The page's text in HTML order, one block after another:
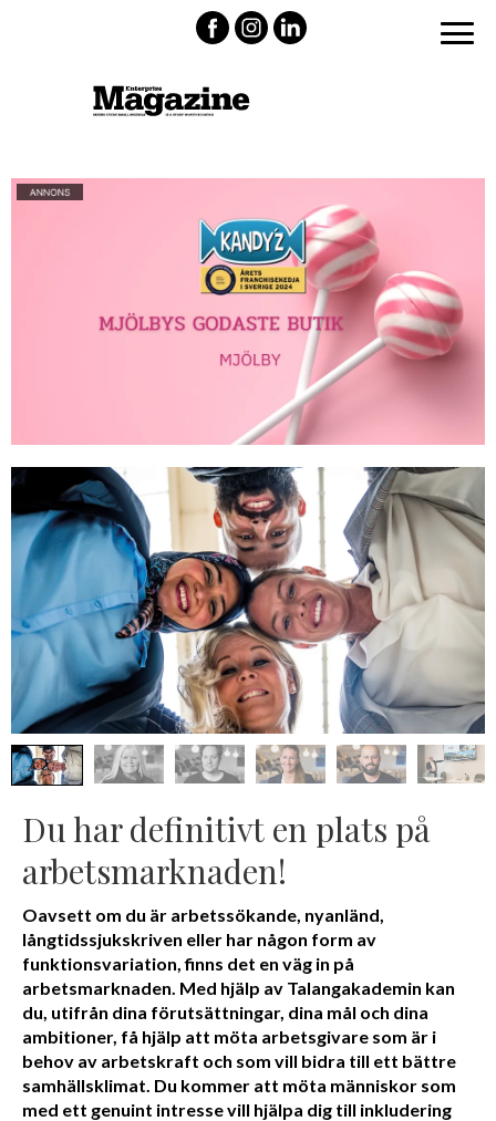
Du har definitivt en plats på
arbetsmarknaden!
Oavsett om du är arbetssökande, nyanländ,
långtidssjukskriven eller har någon form av
funktionsvariation, finns det en väg in på
arbetsmarknaden. Med hjälp av Talangakademin kan
du, utifrån dina förutsättningar, dina mål och dina
ambitioner, få hjälp att möta arbetsgivare som är i
behov av arbetskraft och som vill bidra till ett bättre
samhällsklimat. Du kommer att möta människor som
med ett genuint intresse vill hjälpa dig till inkludering